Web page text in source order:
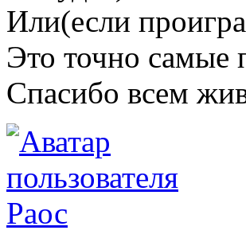
Или(если
Это точно самые
Спасибо всем
Раос